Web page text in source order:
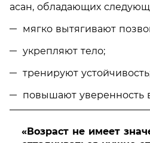
асан, обладающих
мягко вытягивают
укрепляют тело;
тренируют
повышают уверенность
«Возраст не имеет